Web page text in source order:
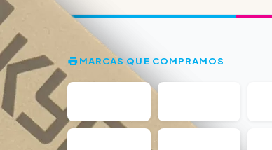
MARCAS QUE COMPRAMOS